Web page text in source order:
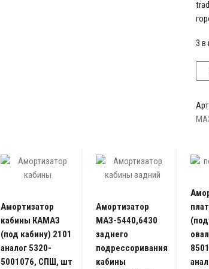
3 в
шт
Амортизатор
кабины КАМАЗ
(под кабину) 2101
аналог 5320-
5001076, СПШ, шт
Амортизатор
МАЗ-5440,6430
заднего
подрессоривания
кабины